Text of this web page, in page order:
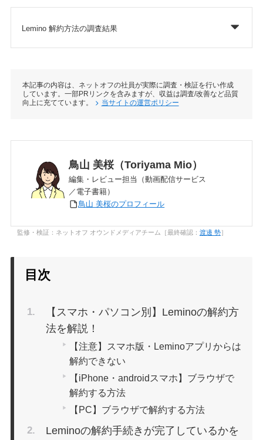
Lemino 解約方法の調査結果
本記事の内容は、ネットオフの社員が実際に調査・検証を行い作成
しています。一部PRリンクを含みますが、収益は調査/改善など品質
向上に充てています。
当サイトの運営ポリシー
鳥山 美桜（Toriyama Mio）
編集・レビュー担当（動画配信サービス
／電子書籍）
鳥山 美桜のプロフィール
監修・検証：ネットオフ オウンドメディアチーム［最終確認： 渡邊 勢］
目次
【スマホ・パソコン別】Leminoの解約方
法を解説！
【注意】スマホ版・Leminoアプリからは
解約できない
【iPhone・androidスマホ】ブラウザで
解約する方法
【PC】ブラウザで解約する方法
Leminoの解約手続きが完了しているかを